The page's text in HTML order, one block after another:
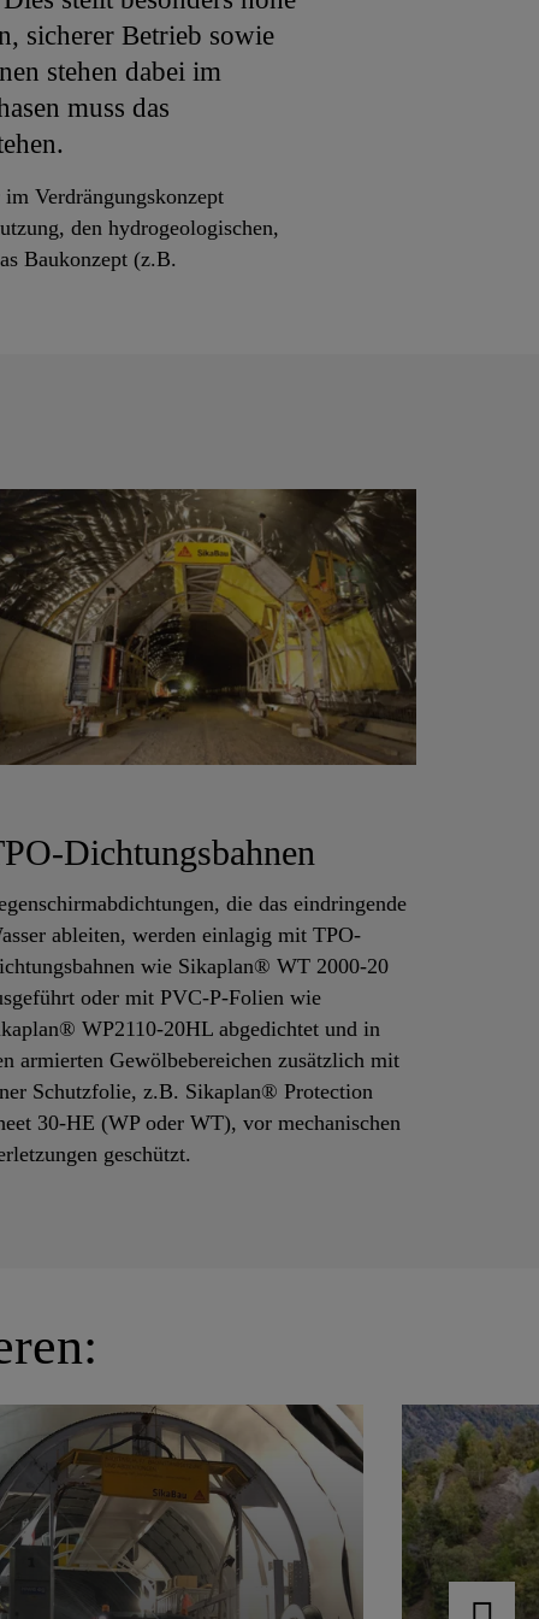
sicherer Betrieb sowie
stehen dabei im
muss das
Verdrängungskonzept
den hydrogeologischen,
Baukonzept (z.B.
Dichtungsbahnen
die das eindringende
ableiten, werden einlagig mit TPO-
wie Sikaplan® WT 2000-20
oder mit PVC-P-Folien wie
WP2110-20HL abgedichtet und in
armierten Gewölbebereichen zusätzlich mit
Schutzfolie, z.B. Sikaplan® Protection
30-HE (WP oder WT), vor mechanischen
geschützt.
mit
200